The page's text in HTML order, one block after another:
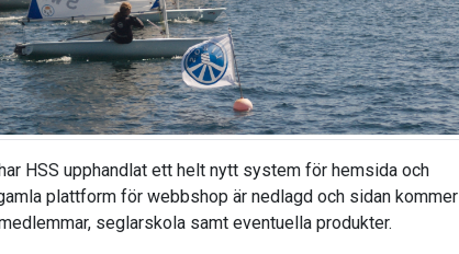
HSS upphandlat ett helt nytt system för hemsida och
plattform för webbshop är nedlagd och sidan kommer
seglarskola samt eventuella produkter.